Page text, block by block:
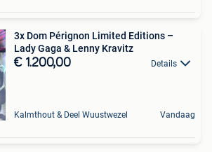
3x Dom Pérignon Limited Editions –
Lady Gaga & Lenny Kravitz
€ 1.200,00 Details
Kalmthout & Deel Wuustwezel Vandaag